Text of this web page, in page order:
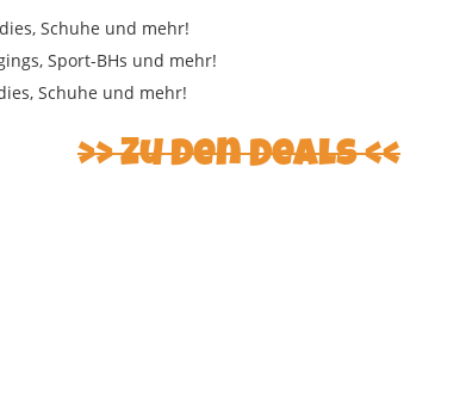
Schuhe und mehr!
Sport-BHs und mehr!
Schuhe und mehr!
Zu den Deals